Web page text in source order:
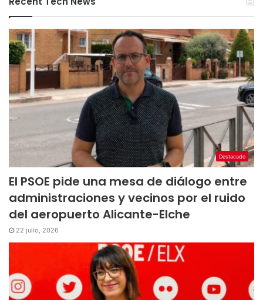
Destacado
El PSOE pide una mesa de diálogo entre
administraciones y vecinos por el ruido
del aeropuerto Alicante-Elche
22 julio, 2026